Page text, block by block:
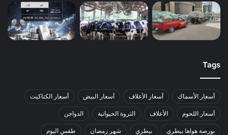
Tags
أسعار الأسماك أسعار الأعلاف أسعار البيض أسعار الكتاكيت
أسعار اللحوم الأعلاف الثروة الحيوانية الدواجن
بورصة هواها بيطري بيطري شهر رمضان طقس اليوم